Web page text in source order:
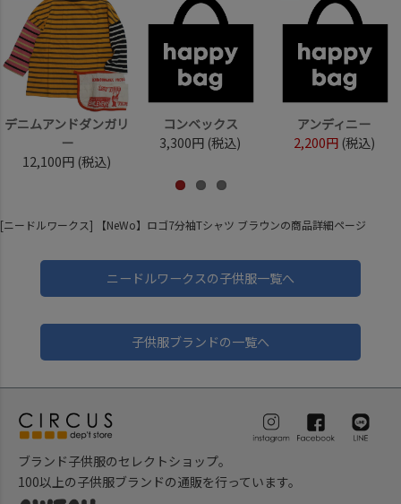
デニムアンドダンガリ
ー
12,100円 (税込)
コンベックス
3,300円 (税込)
アンディニー
2,200円 (税込)
[ニードルワークス] 【NeWo】ロゴ7分袖Tシャツ ブラウンの商品詳細ページ
ニードルワークスの子供服一覧へ
子供服ブランドの一覧へ
ブランド子供服のセレクトショップ。
100以上の子供服ブランドの通販を行っています。